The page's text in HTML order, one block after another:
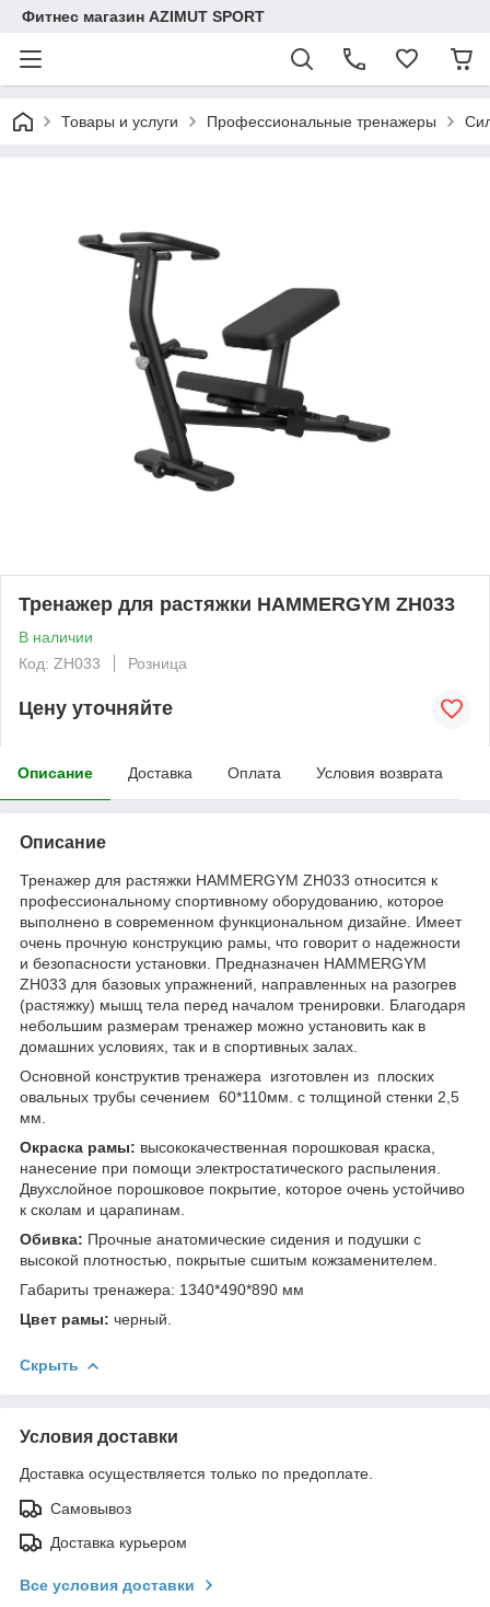
Фитнес магазин AZIMUT SPORT
Товары и услуги Профессиональные тренажеры
Тренажер для растяжки HAMMERGYM ZH033
В наличии
Код: ZH033
Розница
Цену уточняйте
Описание Доставка Оплата Условия возврата
Описание
Тренажер для растяжки HAMMERGYM ZH033 относится к
профессиональному спортивному оборудованию, которое
выполнено в современном функциональном дизайне. Имеет
очень прочную конструкцию рамы, что говорит о надежности
и безопасности установки. Предназначен HAMMERGYM
ZH033 для базовых упражнений, направленных на разогрев
(растяжку) мышц тела перед началом тренировки. Благодаря
небольшим размерам тренажер можно установить как в
домашних условиях, так и в спортивных залах.
Основной конструктив тренажера изготовлен из плоских
овальных трубы сечением 60*110мм. с толщиной стенки 2,5
мм.
Окраска рамы: высококачественная порошковая краска,
нанесение при помощи электростатического распыления.
Двухслойное порошковое покрытие, которое очень устойчиво
к сколам и царапинам.
Обивка: Прочные анатомические сидения и подушки с
высокой плотностью, покрытые сшитым кожзаменителем.
Габариты тренажера: 1340*490*890 мм
Цвет рамы: черный.
Скрыть
Условия доставки
Доставка осуществляется только по предоплате.
Самовывоз
Доставка курьером
Все условия доставки